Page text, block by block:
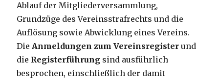
Ablauf der Mitgliederversammlung,
Grundzüge des Vereinsstrafrechts und die
Auflösung sowie Abwicklung eines Vereins.
DieAnmeldungen zum Vereinsregister und
die Registerführung sind ausführlich
besprochen, einschließlich der damit